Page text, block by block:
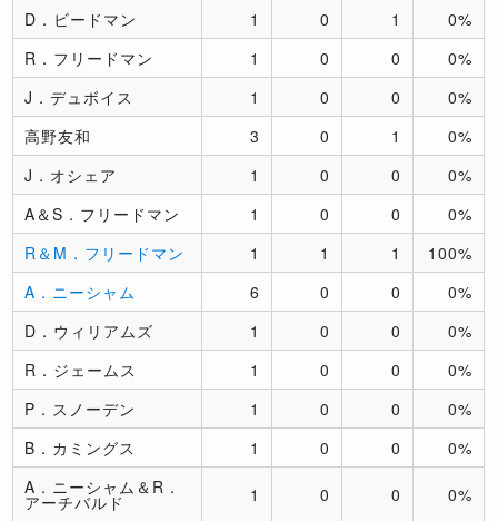
D．ビードマン
1 0 1
0%
R．フリードマン
1 0 0
0%
J．デュボイス
1 0 0
0%
高野友和
3 0 1
0%
J．オシェア
1 0 0
0%
A＆S．フリードマン
1 0 0
0%
R＆M．フリードマン
1 1 1
100%
A．ニーシャム
6 0 0
0%
D．ウィリアムズ
1 0 0
0%
R．ジェームス
1 0 0
0%
P．スノーデン
1 0 0
0%
B．カミングス
1 0 0
0%
A．ニーシャム＆R．
アーチバルド 1 0 0 0%